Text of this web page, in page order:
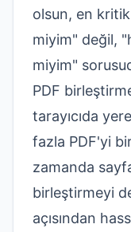
olsun, en
miyim" değil,
miyim"
PDF
tarayıcıda
fazla PDF'yi
zamanda
birleştirmeyi
açısından